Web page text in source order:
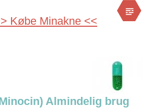
Købe Minakne <<
Almindelig brug